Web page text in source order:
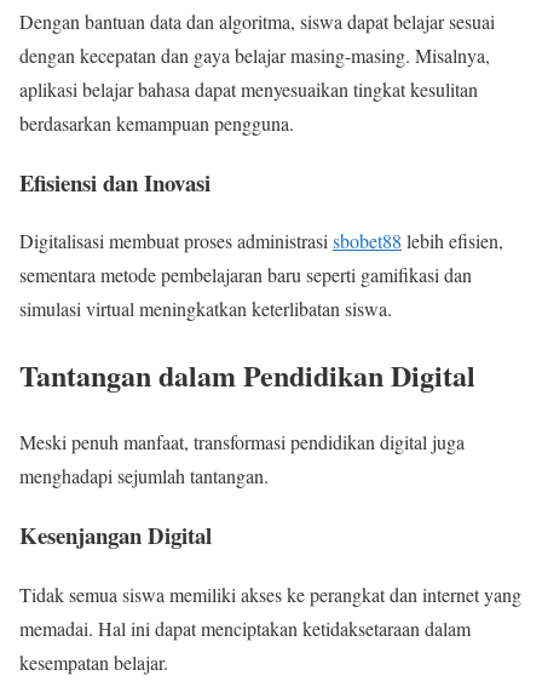
Dengan bantuan data dan algoritma, siswa dapat belajar sesuai
dengan kecepatan dan gaya belajar masing-masing. Misalnya,
aplikasi belajar bahasa dapat menyesuaikan tingkat kesulitan
berdasarkan kemampuan pengguna.
Efisiensi dan Inovasi
Digitalisasi membuat proses administrasisbobet88 lebih efisien,
sementara metode pembelajaran baru seperti gamifikasi dan
simulasi virtual meningkatkan keterlibatan siswa.
Tantangan dalam Pendidikan Digital
Meski penuh manfaat, transformasi pendidikan digital juga
menghadapi sejumlah tantangan.
Kesenjangan Digital
Tidak semua siswa memiliki akses ke perangkat dan internet yang
memadai. Hal ini dapat menciptakan ketidaksetaraan dalam
kesempatan belajar.